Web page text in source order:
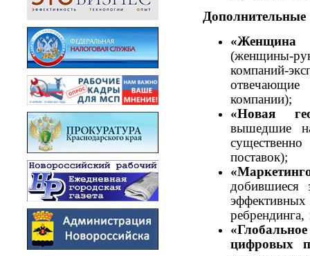
компании);
«Новая
вышедшие
поставок);
добившиеся
цифровых